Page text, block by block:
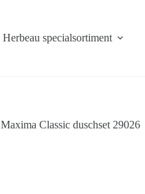
Herbeau specialsortiment
Maxima Classic duschset 29026